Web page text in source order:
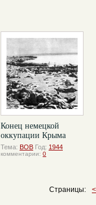
Конец немецкой
оккупации Крыма
Тема: ВОВ Год: 1944
комментарии: 0
Страницы: